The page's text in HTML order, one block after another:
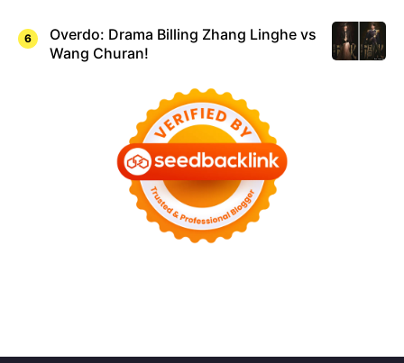
Overdo: Drama Billing Zhang Linghe vs
Wang Churan!